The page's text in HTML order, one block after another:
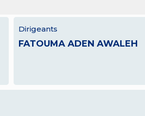
Dirigeants
FATOUMA ADEN AWALEH